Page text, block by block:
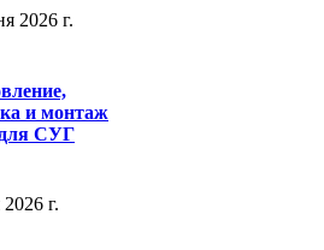
2026 г.
и монтаж
СУГ
г.